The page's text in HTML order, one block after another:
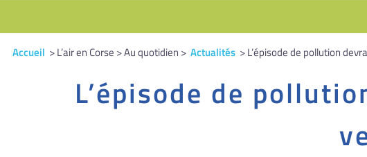
Accueil > L’air en Corse > Au quotidien > Actualités > L’épisode de pollution
L’épisode de